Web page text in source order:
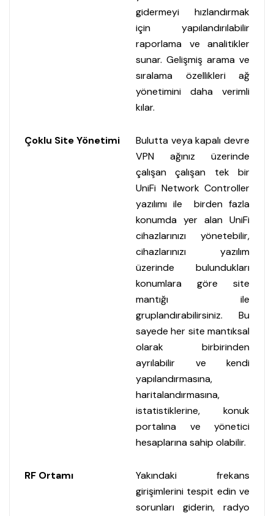
gidermeyi hızlandırmak
için yapılandırılabilir
raporlama ve analitikler
sunar. Gelişmiş arama ve
sıralama özellikleri ağ
yönetimini daha verimli
kılar.
Çoklu Site Yönetimi
Bulutta veya kapalı devre
VPN ağınız üzerinde
çalışan çalışan tek bir
UniFi Network Controller
yazılımı ile birden fazla
konumda yer alan UniFi
cihazlarınızı yönetebilir,
cihazlarınızı yazılım
üzerinde bulundukları
konumlara göre site
mantığı ile
gruplandırabilirsiniz. Bu
sayede her site mantıksal
olarak birbirinden
ayrılabilir ve kendi
yapılandırmasına,
haritalandırmasına,
istatistiklerine, konuk
portalına ve yönetici
hesaplarına sahip olabilir.
RF Ortamı
Yakındaki frekans
girişimlerini tespit edin ve
sorunları giderin, radyo